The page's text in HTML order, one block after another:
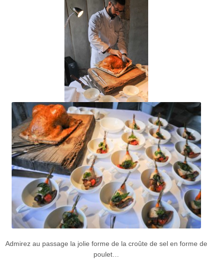
Admirez au passage la jolie forme de la croûte de sel en forme de
poulet…